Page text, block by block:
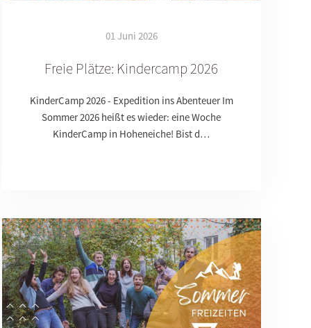
01 Juni 2026
Freie Plätze: Kindercamp 2026
KinderCamp 2026 - Expedition ins Abenteuer Im
Sommer 2026 heißt es wieder: eine Woche
KinderCamp in Hoheneiche! Bist d…